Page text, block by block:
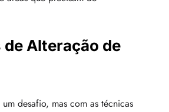
de Alteração de
desafio, mas com as técnicas